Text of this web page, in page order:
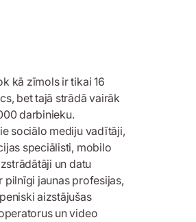
kā zīmols ir tikai 16
bet tajā strādā vairāk
darbinieku.
sociālo mediju vadītāji,
speciālisti, mobilo
un datu
pilnīgi jaunas profesijas,
aizstājušas
un video